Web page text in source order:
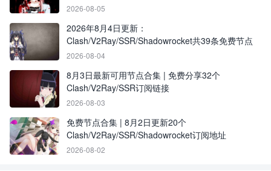
2026-08-05
2026年8月4日更新：
Clash/V2Ray/SSR/Shadowrocket共39条免费节点
2026-08-04
8月3日最新可用节点合集 | 免费分享32个
Clash/V2Ray/SSR订阅链接
2026-08-03
免费节点合集 | 8月2日更新20个
Clash/V2Ray/SSR/Shadowrocket订阅地址
2026-08-02